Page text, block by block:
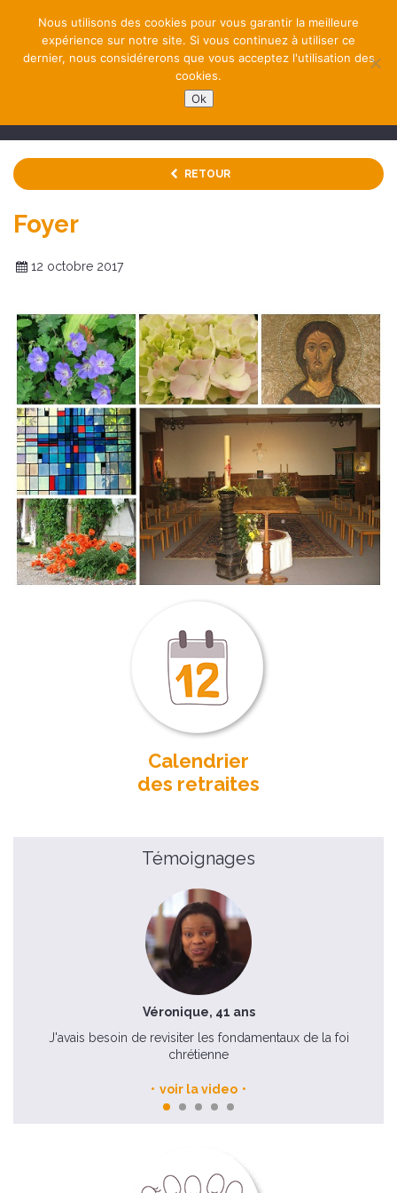
RETOUR
Foyer
12 octobre 2017
Calendrier
des retraites
Témoignages
Véronique, 41 ans
J'avais besoin de revisiter les fondamentaux de la foi
chrétienne
voir la video
Nous utilisons des cookies pour vous garantir la meilleure
expérience sur notre site. Si vous continuez à utiliser ce
dernier, nous considérerons que vous acceptez l'utilisation des
cookies.
Ok